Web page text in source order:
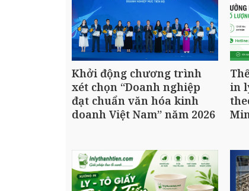
Khởi động chương trình
xét chọn “Doanh nghiệp
đạt chuẩn văn hóa kinh
doanh Việt Nam” năm 2026
in